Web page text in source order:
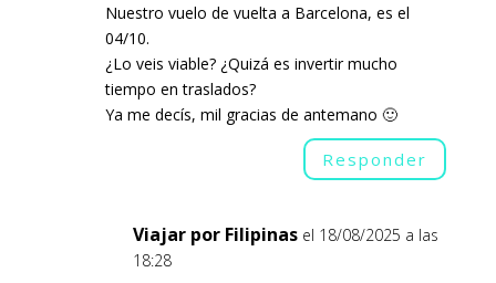
Nuestro vuelo de vuelta a Barcelona, es el
04/10.
¿Lo veis viable? ¿Quizá es invertir mucho
tiempo en traslados?
Ya me decís, mil gracias de antemano 🙂
Responder
Viajar por Filipinas el 18/08/2025 a las
18:28